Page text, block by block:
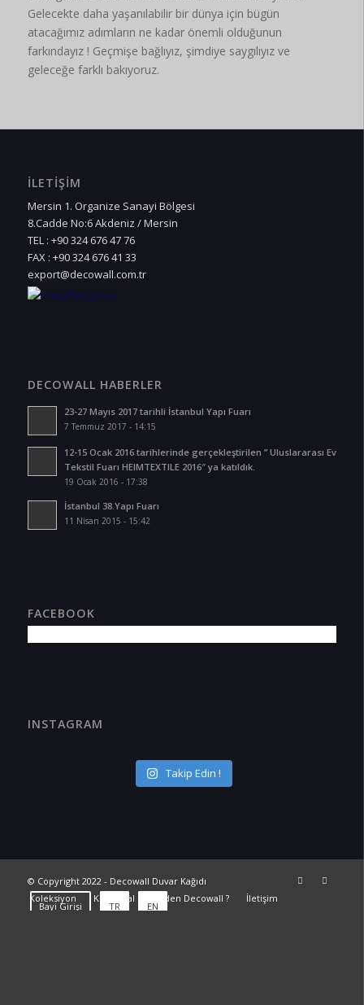
Gelecekte daha yaşanılabilir bir dünya için bügün
atacağımız adımların ne kadar önemli olduğunun
farkındayız ! Geçmişe bağlıyız, şimdiye saygılıyız ve
geleceğe farklı bakıyoruz.
İLETİŞİM
Mersin 1. Organize Sanayi Bölgesi
8.Cadde No:6 Akdeniz / Mersin
TEL : +90 324 676 47 76
FAX : +90 324 676 41 33
export@decowall.com.tr
DECOWALL HABERLER
23-27 Mayıs 2017 tarihli İstanbul Yapı Fuarı
7 Temmuz 2017 - 14:15
12-15 Ocak 2016 tarihlerinde gerçekleştirilen ” Uluslararası Ev
Tekstil Fuarı HEIMTEXTILE 2016″ ya katıldık.
19 Ocak 2016 - 17:38
İstanbul 38.Yapı Fuarı
11 Nisan 2015 - 15:42
FACEBOOK
INSTAGRAM
Takip Edin !
© Copyright 2022 - Decowall Duvar Kağıdı
Koleksiyon
Kurumsal Neden Decowall ? İletişim
Bayi Girişi TR EN